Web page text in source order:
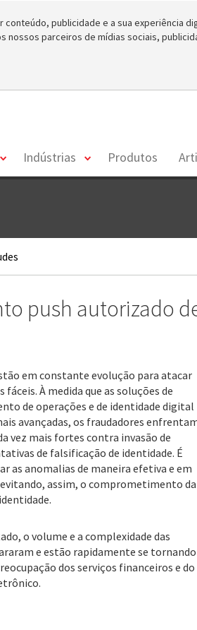
publicidade e a sua experiência
nossos parceiros de mídias sociais,
toggleIndústrias
toggleProdutos
push autorizado
em constante evolução para atacar
fáceis. À medida que as soluções de
de operações e de identidade digital
avançadas, os fraudadores
vez mais fortes contra invasão de
de falsificação de identidade. É
as anomalias de maneira efetiva e em
assim, o comprometimento da
o volume e a complexidade das
e estão rapidamente se tornando
dos serviços financeiros e do